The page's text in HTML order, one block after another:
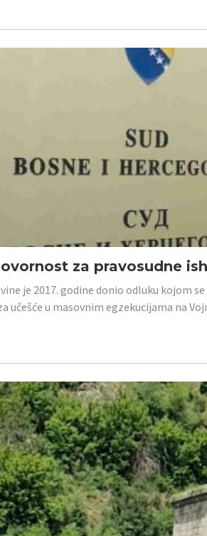
za pravosudne
je 2017. godine donio odluku kojom
učešće u masovnim egzekucijama na